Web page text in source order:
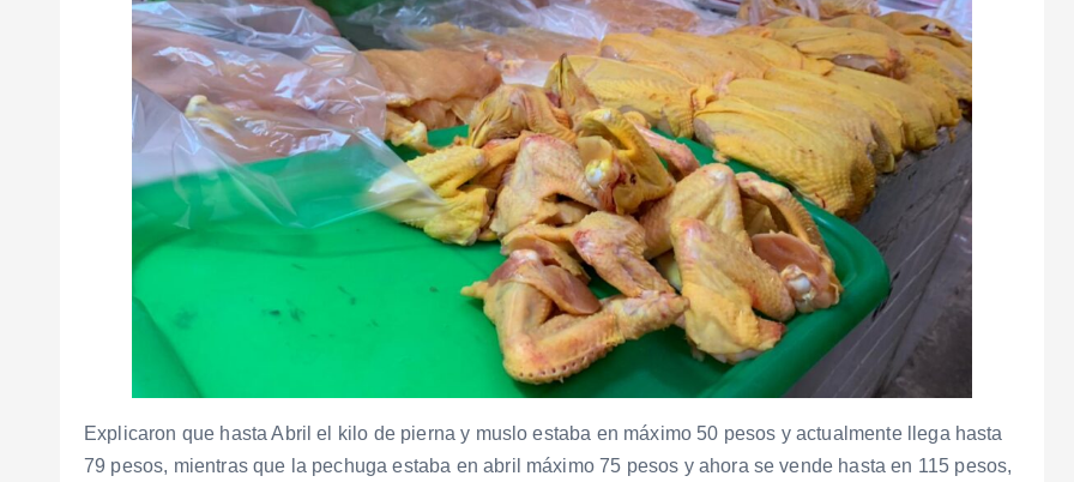
Explicaron que hasta Abril el kilo de pierna y muslo estaba en máximo 50 pesos y actualmente llega hasta
79 pesos, mientras que la pechuga estaba en abril máximo 75 pesos y ahora se vende hasta en 115 pesos,